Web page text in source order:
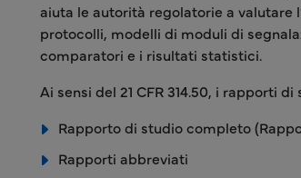
aiuta le autorità regolatorie a valutare
protocolli, modelli di moduli di
comparatori e i risultati statistici.
Ai sensi del 21 CFR 314.50, i rapporti
Rapporto di studio completo
Rapporti abbreviati